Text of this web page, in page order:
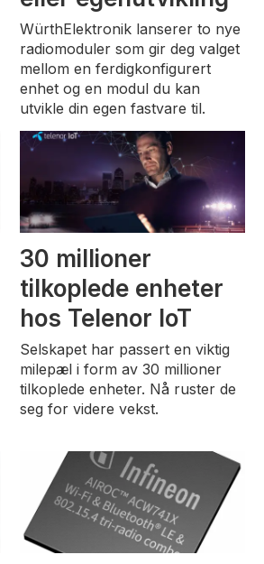
WürthElektronik lanserer to nye
radiomoduler som gir deg valget
mellom en ferdigkonfigurert
enhet og en modul du kan
utvikle din egen fastvare til.
30 millioner
tilkoplede enheter
hos Telenor IoT
Selskapet har passert en viktig
milepæl i form av 30 millioner
tilkoplede enheter. Nå ruster de
seg for videre vekst.